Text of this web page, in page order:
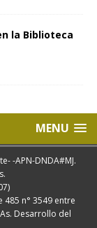
la Biblioteca
MENU
-APN-DNDA#MJ.
n° 3549 entre
As. Desarrollo del